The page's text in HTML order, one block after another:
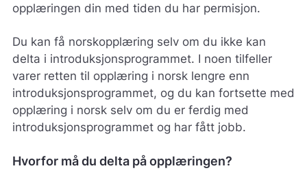
opplæringen din med tiden du har permisjon.
Du kan få norskopplæring selv om du ikke kan
delta i introduksjonsprogrammet. I noen tilfeller
varer retten til opplæring i norsk lengre enn
introduksjonsprogrammet, og du kan fortsette med
opplæring i norsk selv om du er ferdig med
introduksjonsprogrammet og har fått jobb.
Hvorfor må du delta på opplæringen?